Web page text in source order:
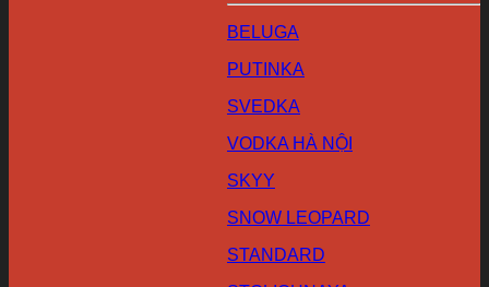
BELUGA
PUTINKA
SVEDKA
VODKA HÀ NỘI
SKYY
SNOW LEOPARD
STANDARD